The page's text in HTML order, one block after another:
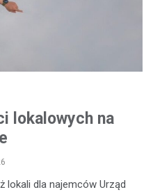
lokalowych na
lokali dla najemców Urząd